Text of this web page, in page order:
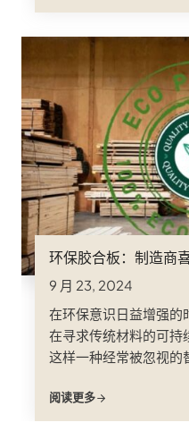
环保胶合板：制造商
9 月 23, 2024
在环保意识日益增强的
在寻求传统材料的可持
这样一种经常被忽视的
性和美观性完美地结合
明智选择。
阅读更多